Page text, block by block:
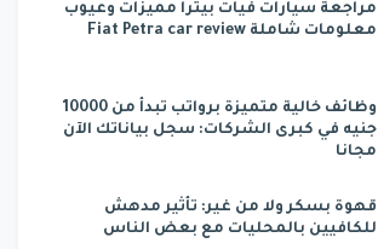
مراجعة سيارات فيات بيترا مميزات وعيوب
معلومات شاملة Fiat Petra car review
وظائف خالية متميزة برواتب تبدأ من 10000
جنيه في كبرى الشركات: سجل بياناتك الآن
مجانا
قهوة بسكر ولا من غير: تأثير مدهش
للكافيين بالمحليات مع بعض الناس